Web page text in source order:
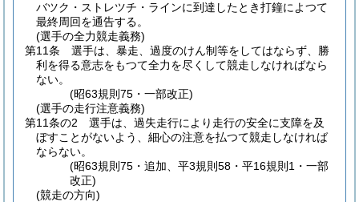
バツク・ストレツチ・ラインに到達したとき打鐘によつて
最終周回を通告する。
(選手の全力競走義務)
第11条
選手は、暴走、過度のけん制等をしてはならず、勝
利を得る意志をもつて全力を尽くして競走しなければなら
ない。
(昭63規則75・一部改正)
(選手の走行注意義務)
第11条の2
選手は、過失走行により走行の安全に支障を及
ぼすことがないよう、細心の注意を払つて競走しなければ
ならない。
(昭63規則75・追加、平3規則58・平16規則1・一部
改正)
(競走の方向)